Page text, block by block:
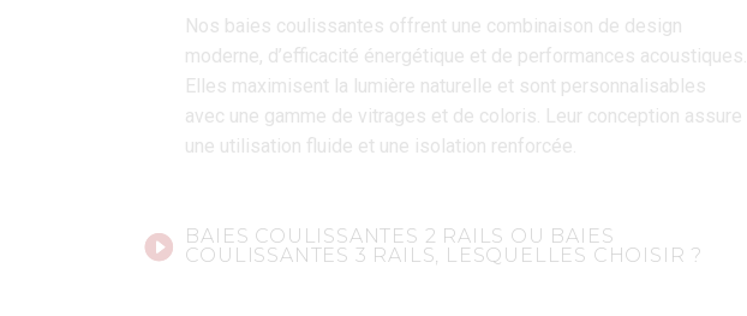
Nos baies coulissantes offrent une combinaison de design
moderne, d’efficacité énergétique et de performances acoustiques.
Elles maximisent la lumière naturelle et sont personnalisables
avec une gamme de vitrages et de coloris. Leur conception assure
une utilisation fluide et une isolation renforcée.
BAIES COULISSANTES 2 RAILS OU BAIES
COULISSANTES 3 RAILS, LESQUELLES CHOISIR ?